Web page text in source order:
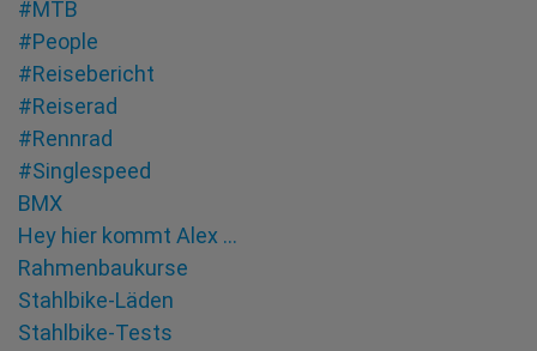
#MTB
#People
#Reisebericht
#Reiserad
#Rennrad
#Singlespeed
BMX
Hey hier kommt Alex …
Rahmenbaukurse
Stahlbike-Läden
Stahlbike-Tests